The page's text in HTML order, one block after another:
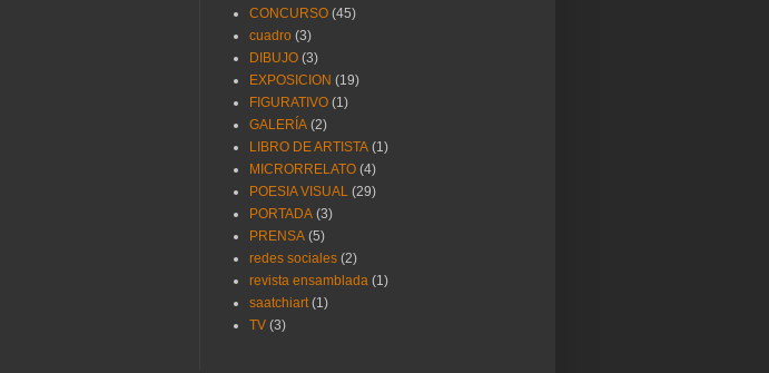
CONCURSO (45)
cuadro (3)
DIBUJO (3)
EXPOSICION (19)
FIGURATIVO (1)
GALERÍA (2)
LIBRO DE ARTISTA (1)
MICRORRELATO (4)
POESIA VISUAL (29)
PORTADA (3)
PRENSA (5)
redes sociales (2)
revista ensamblada (1)
saatchiart (1)
TV (3)